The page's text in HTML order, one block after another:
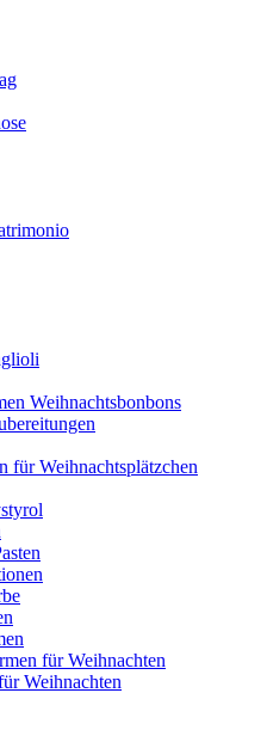
Weihnachtsbonbons
für Weihnachtsplätzchen
für Weihnachten
Weihnachten